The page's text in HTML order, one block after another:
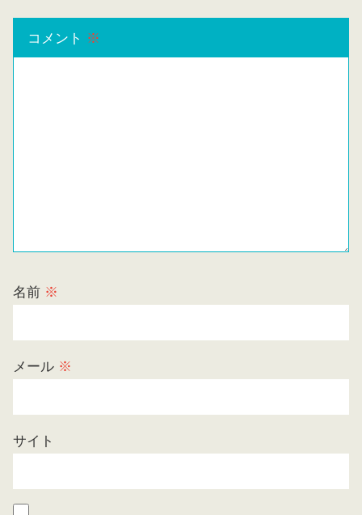
コメント ※
名前 ※
メール ※
サイト